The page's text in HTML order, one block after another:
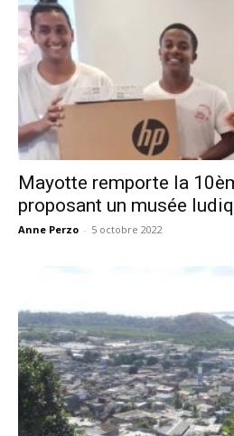
Mayotte remporte la
proposant un musée
Anne Perzo - 5 octobre 2022